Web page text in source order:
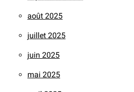
août 2025
juillet 2025
juin 2025
mai 2025